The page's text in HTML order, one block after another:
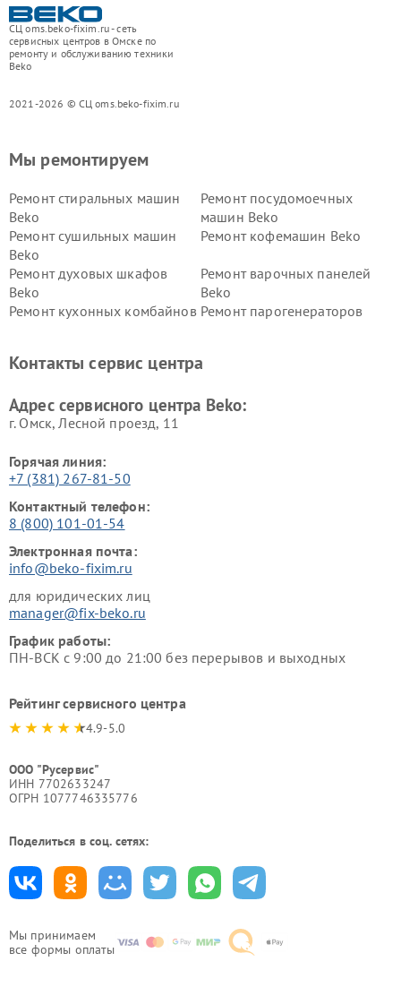
СЦ oms.beko-fixim.ru - сеть
сервисных центров в Омске по
ремонту и обслуживанию техники
Beko
2021-2026 © СЦ oms.beko-fixim.ru
Мы принимаем
все формы оплаты
Мы ремонтируем
Ремонт стиральных машин
Beko
Ремонт посудомоечных
машин Beko
Ремонт сушильных машин
Beko
Ремонт кофемашин Beko
Ремонт духовых шкафов
Beko
Ремонт варочных панелей
Beko
Ремонт кухонных комбайнов Ремонт парогенераторов
Ремонт холодильников Beko Ремонт морозильных камер
Контакты сервис центра
Адрес сервисного центра Beko:
г. Омск, ​Лесной проезд, 11
Горячая линия:
+7 (381) 267-81-50
Контактный телефон:
8 (800) 101-01-54
Электронная почта:
info@beko-fixim.ru
для юридических лиц
manager@fix-beko.ru
График работы:
ПН-ВСК с 9:00 до 21:00 без перерывов и выходных
Рейтинг сервисного центра
4.9-5.0
ООО "Русервис"
ИНН 7702633247
ОГРН 1077746335776
Поделиться в соц. сетях: